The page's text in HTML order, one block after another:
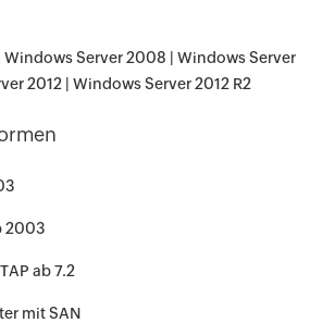
Server 2008 | Windows Server
2012 | Windows Server 2012 R2
2003
ab 7.2
mit SAN